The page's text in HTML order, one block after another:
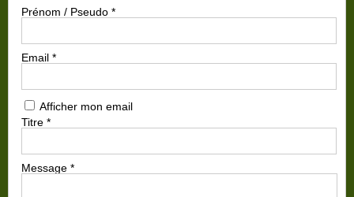
Prénom / Pseudo *
Email *
Afficher mon email
Titre *
Message *